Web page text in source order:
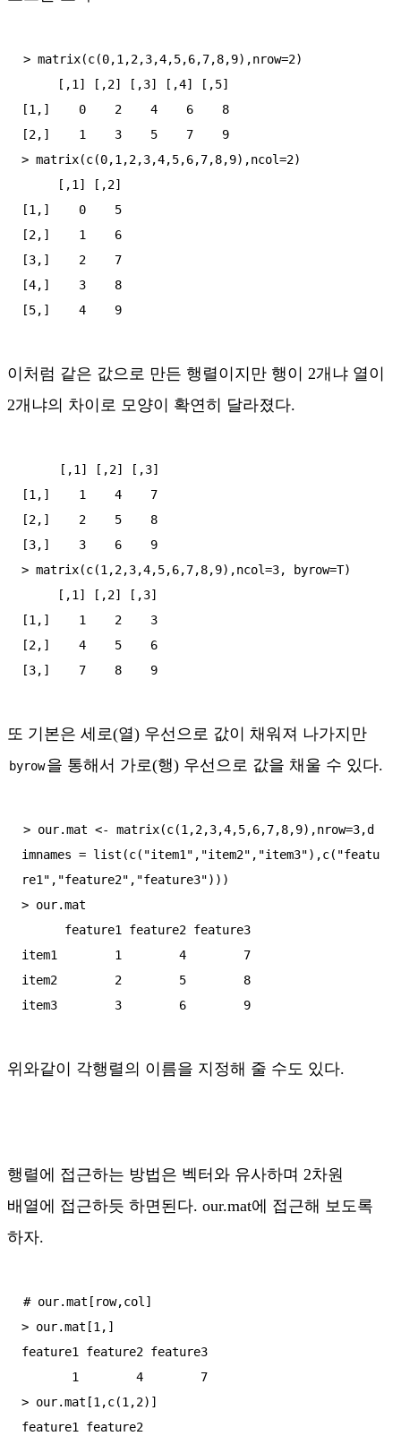
> matrix(c(0,1,2,3,4,5,6,7,8,9),nrow=2)
[1,]    0    2    4    6    8
[2,]    1    3    5    7    9
> matrix(c(0,1,2,3,4,5,6,7,8,9),ncol=2)
[1,]    0    5
[2,]    1    6
[3,]    2    7
[4,]    3    8
이처럼 같은 값으로 만든 행렬이지만 행이 2개냐 열이
2개냐의 차이로 모양이 확연히 달라졌다.
[1,]    1    4    7
[2,]    2    5    8
[3,]    3    6    9
> matrix(c(1,2,3,4,5,6,7,8,9),ncol=3, byrow=T)
[1,]    1    2    3
[2,]    4    5    6
또 기본은 세로(열) 우선으로 값이 채워져 나가지만
byrow을 통해서 가로(행) 우선으로 값을 채울 수 있다.
> our.mat <- matrix(c(1,2,3,4,5,6,7,8,9),nrow=3,d
imnames = list(c("item1","item2","item3"),c("featu
re1","feature2","feature3")))
> our.mat
item1        1        4        7
item2        2        5        8
위와같이 각행렬의 이름을 지정해 줄 수도 있다.
행렬에 접근하는 방법은 벡터와 유사하며 2차원
배열에 접근하듯 하면된다. our.mat에 접근해 보도록
하자.
# our.mat[row,col]
> our.mat[1,]
feature1 feature2 feature3
> our.mat[1,c(1,2)]
feature1 feature2